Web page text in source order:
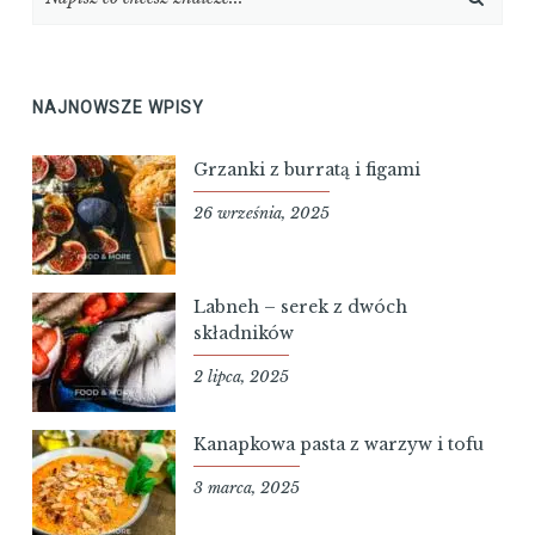
NAJNOWSZE WPISY
Grzanki z burratą i figami
26 września, 2025
Labneh – serek z dwóch
składników
2 lipca, 2025
Kanapkowa pasta z warzyw i tofu
3 marca, 2025